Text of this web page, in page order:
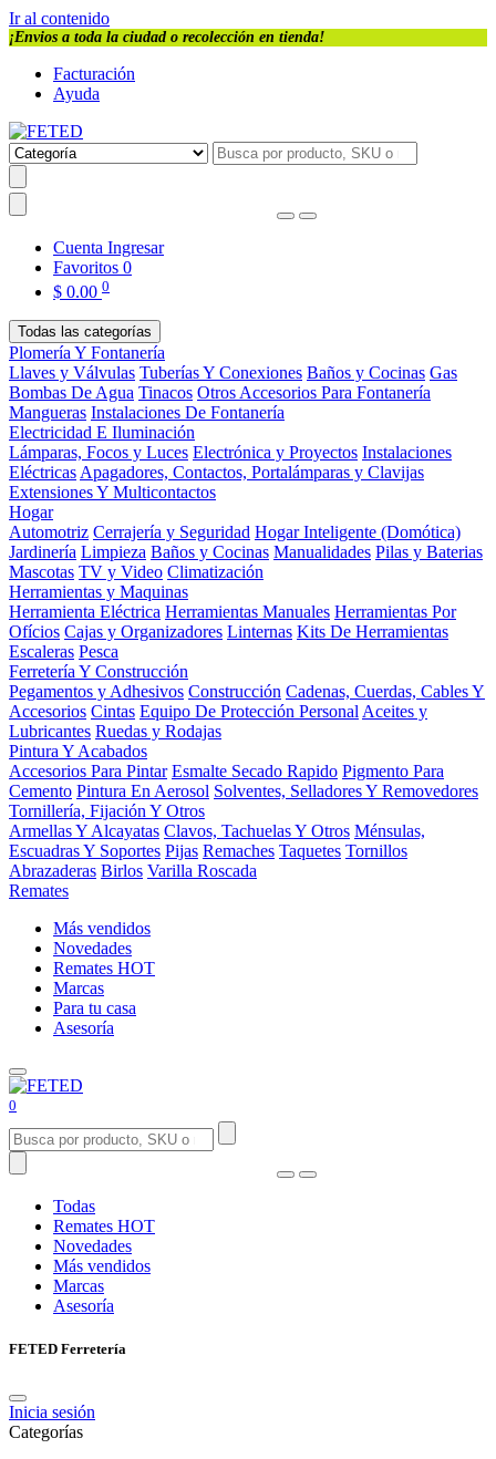
Ir al contenido
¡Envios a toda la ciudad o recolección en tienda!
Facturación
Ayuda
Cuenta Ingresar
Favoritos 0
$ 0.00 0
Todas las categorías
Plomería Y Fontanería
Llaves y Válvulas Tuberías Y Conexiones Baños y Cocinas Gas
Bombas De Agua Tinacos Otros Accesorios Para Fontanería
Mangueras Instalaciones De Fontanería
Electricidad E Iluminación
Lámparas, Focos y Luces Electrónica y Proyectos Instalaciones
Eléctricas Apagadores, Contactos, Portalámparas y Clavijas
Extensiones Y Multicontactos
Hogar
Automotriz Cerrajería y Seguridad Hogar Inteligente (Domótica)
Jardinería Limpieza Baños y Cocinas Manualidades Pilas y Baterias
Mascotas TV y Video Climatización
Herramientas y Maquinas
Herramienta Eléctrica Herramientas Manuales Herramientas Por
Ofícios Cajas y Organizadores Linternas Kits De Herramientas
Escaleras Pesca
Ferretería Y Construcción
Pegamentos y Adhesivos Construcción Cadenas, Cuerdas, Cables Y
Accesorios Cintas Equipo De Protección Personal Aceites y
Lubricantes Ruedas y Rodajas
Pintura Y Acabados
Accesorios Para Pintar Esmalte Secado Rapido Pigmento Para
Cemento Pintura En Aerosol Solventes, Selladores Y Removedores
Tornillería, Fijación Y Otros
Armellas Y Alcayatas Clavos, Tachuelas Y Otros Ménsulas,
Escuadras Y Soportes Pijas Remaches Taquetes Tornillos
Abrazaderas Birlos Varilla Roscada
Remates
Más vendidos
Novedades
Remates HOT
Marcas
Para tu casa
Asesoría
0
Todas
Remates HOT
Novedades
Más vendidos
Marcas
Asesoría
FETED Ferretería
Inicia sesión
Categorías